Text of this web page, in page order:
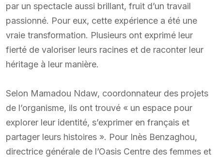
par un spectacle aussi brillant, fruit d’un travail
passionné. Pour eux, cette expérience a été une
vraie transformation. Plusieurs ont exprimé leur
fierté de valoriser leurs racines et de raconter leur
héritage à leur manière.
Selon Mamadou Ndaw, coordonnateur des projets
de l’organisme, ils ont trouvé « un espace pour
explorer leur identité, s’exprimer en français et
partager leurs histoires ». Pour Inès Benzaghou,
directrice générale de l’Oasis Centre des femmes et